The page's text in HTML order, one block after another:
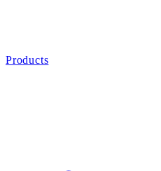
Products